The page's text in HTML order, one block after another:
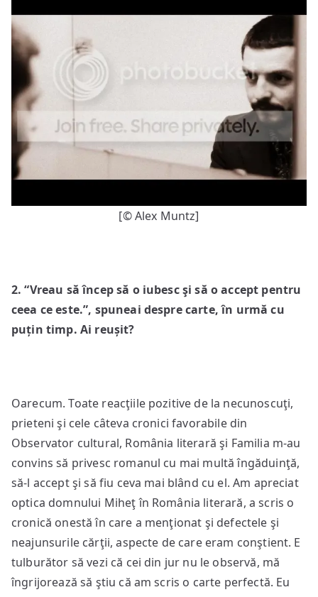
[© Alex Muntz]
2. “Vreau să încep să o iubesc şi să o accept pentru
ceea ce este.”, spuneai despre carte, în urmă cu
puțin timp. Ai reușit?
Oarecum. Toate reacţiile pozitive de la necunoscuţi,
prieteni şi cele câteva cronici favorabile din
Observator cultural, România literară şi Familia m-au
convins să privesc romanul cu mai multă îngăduinţă,
să-l accept şi să fiu ceva mai blând cu el. Am apreciat
optica domnului Miheţ în România literară, a scris o
cronică onestă în care a menţionat şi defectele şi
neajunsurile cărţii, aspecte de care eram conştient. E
tulburător să vezi că cei din jur nu le observă, mă
îngrijorează să ştiu că am scris o carte perfectă. Eu